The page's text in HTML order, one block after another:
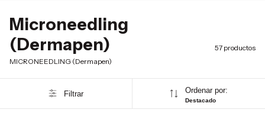
Microneedling
(Dermapen)
57 productos
MICRONEEDLING (Dermapen)
Filtrar Ordenar por:
Destacado